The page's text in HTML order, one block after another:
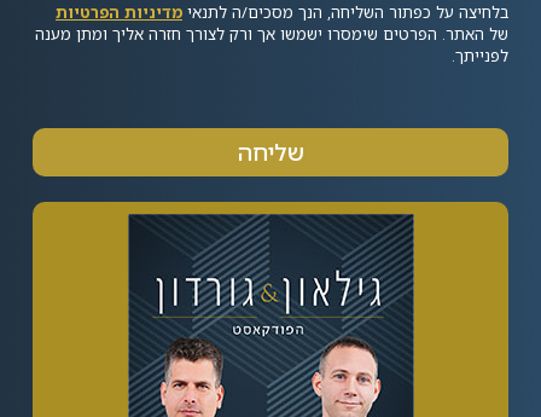
בלחיצה על כפתור השליחה, הנך מסכים/ה לתנאי מדיניות הפרטיות
של האתר. הפרטים שימסרו ישמשו אך ורק לצורך חזרה אליך ומתן מענה
לפנייתך.
שליחה